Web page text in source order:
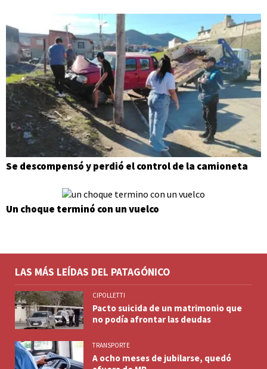
Se descompensó y perdió el control de la camioneta
Un choque terminó con un vuelco
LAS MÁS LEÍDAS DEL PATAGÓNICO
CIPOLLETTI
Pacto suicida de un matrimonio que
no podía afrontar las deudas
TRANSPORTE
A ocho meses de jubilarse, quedó